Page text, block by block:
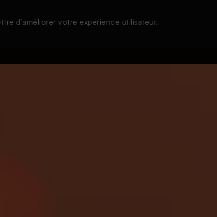
À la une Thématiques Login
d’améliorer votre expérience utilisateur.